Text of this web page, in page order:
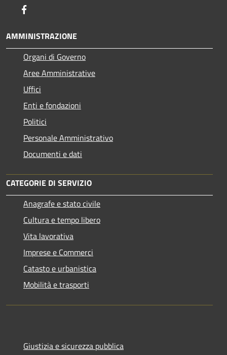
AMMINISTRAZIONE
Organi di Governo
Aree Amministrative
Uffici
Enti e fondazioni
Politici
Personale Amministrativo
Documenti e dati
CATEGORIE DI SERVIZIO
Anagrafe e stato civile
Cultura e tempo libero
Vita lavorativa
Imprese e Commerci
Catasto e urbanistica
Mobilità e trasporti
Giustizia e sicurezza pubblica